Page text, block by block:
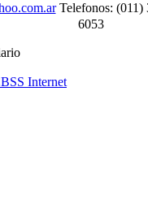
Telefonos: (011)
6053
Internet